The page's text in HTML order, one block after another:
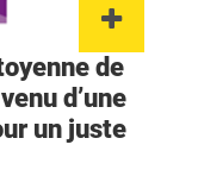
de
d’une
un juste